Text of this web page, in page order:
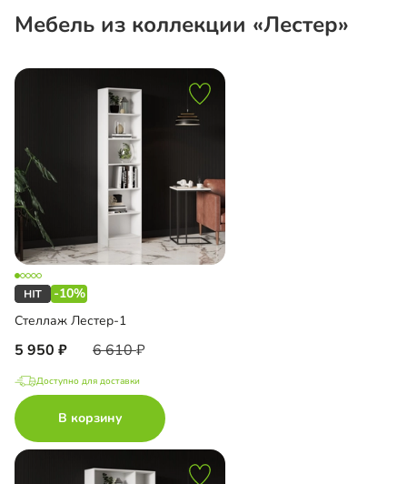
Мебель из коллекции «Лестер»
-10%
Стеллаж Лестер-1
5 950 6 610
Доступно для доставки
В корзину